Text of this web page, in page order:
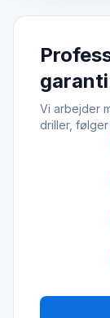
garanti
Vi arbejder
driller,